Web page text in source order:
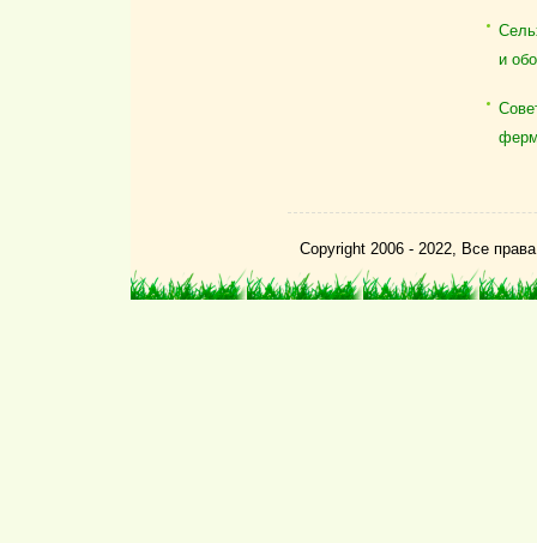
и
Copyright 2006 - 2022, Все